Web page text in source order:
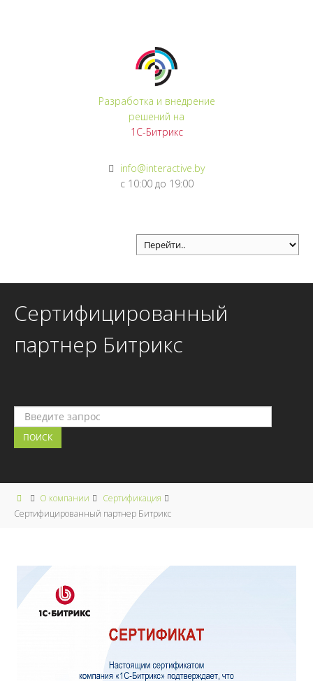
Разработка и внедрение
решений на
1С-Битрикс
info@interactive.by
с 10:00 до 19:00
Сертифицированный
партнер Битрикс
О компании
Сертификация
Сертифицированный партнер Битрикс